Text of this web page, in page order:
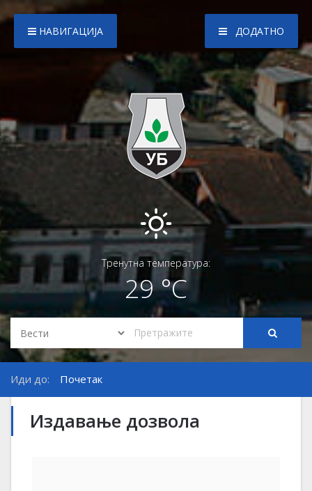
НАВИГАЦИЈА ДОДАТНО
Тренутна температура:
29 °C
Иди до: Почетак
Издавање дозвола